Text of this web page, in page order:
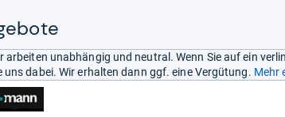
arbeiten unabhängig und neutral. Wenn Sie auf ein
uns dabei. Wir erhalten dann ggf. eine Vergütung. Mehr